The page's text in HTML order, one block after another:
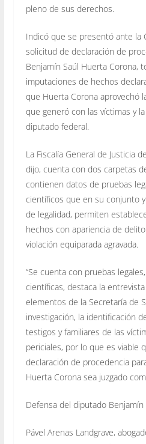
pleno de sus derechos.
Indicó que se presentó ante la
solicitud de declaración de
Benjamín Saúl Huerta Corona,
imputaciones de hechos
que Huerta Corona aprovechó
que generó con las víctimas y
diputado federal.
La Fiscalía General de Justicia
dijo, cuenta con dos carpetas
contienen datos de pruebas
científicos que en su conjunto
de legalidad, permiten
hechos con apariencia de
violación equiparada agravada.
“Se cuenta con pruebas
científicas, destaca la
elementos de la Secretaría de
investigación, la identificación
testigos y familiares de las
periciales, por lo que es viable
declaración de procedencia
Huerta Corona sea juzgado
Defensa del diputado
Pável Arenas Landgrave,